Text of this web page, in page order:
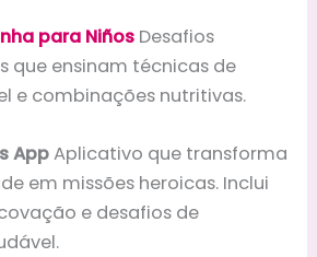
para Niños Desafios
que ensinam técnicas de
e combinações nutritivas.
AppAplicativo que transforma
em missões heroicas. Inclui
e desafios de